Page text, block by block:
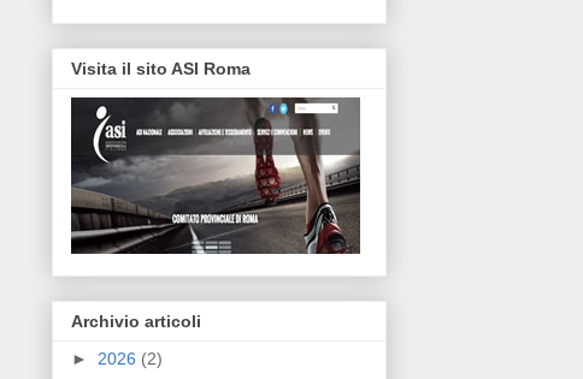
Visita il sito ASI Roma
Archivio articoli
► 2026 (2)